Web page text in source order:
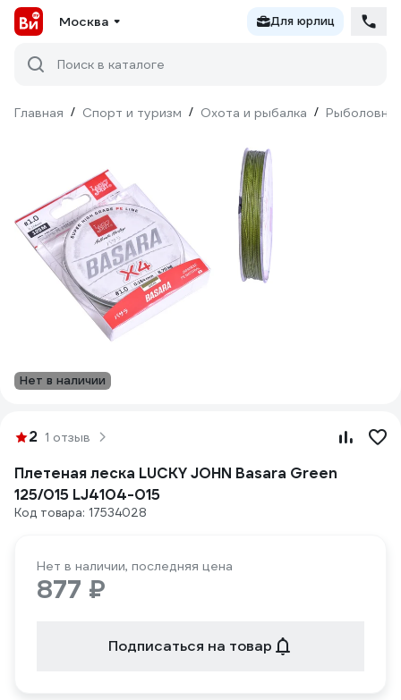
Москва Для юрлиц
Поиск в каталоге
Главная / Спорт и туризм / Охота и рыбалка /
Нет в наличии
2 1 отзыв
Плетеная леска LUCKY JOHN Basara Green
125/015 LJ4104-015
Код товара: 17534028
Нет в наличии, последняя цена
877 ₽
Подписаться на товар